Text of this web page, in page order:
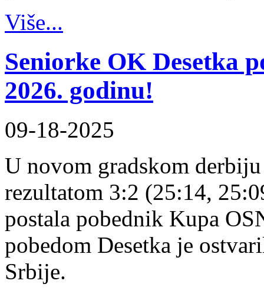
Više...
Seniorke OK Desetka
2026. godinu!
09-18-2025
U novom gradskom
rezultatom 3:2 (25:14,
postala pobednik Kupa
pobedom Desetka je
Srbije.